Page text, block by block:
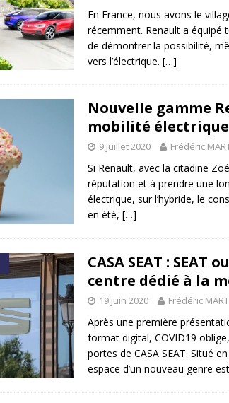
En France, nous avons le
récemment. Renault a équipé
de démontrer la possibilité,
vers l’électrique. […]
Nouvelle gamme
mobilité
9 juillet 2020 Frédéric
Si Renault, avec la citadine
réputation et à prendre une
électrique, sur l’hybride, le
en été, […]
CASA SEAT : SEAT
centre dédié à la
19 juin 2020 Frédéric
Après une première
format digital, COVID19
portes de CASA SEAT. Situé
espace d’un nouveau genre